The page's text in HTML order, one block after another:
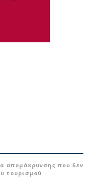
απομάκρυνσης που δεν
τουρισμού